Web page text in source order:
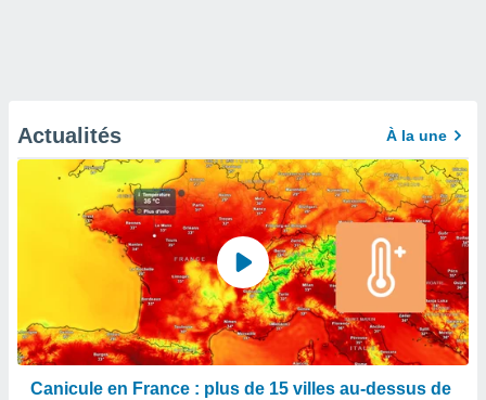
Actualités À la une
Canicule en France : plus de 15 villes au-dessus de